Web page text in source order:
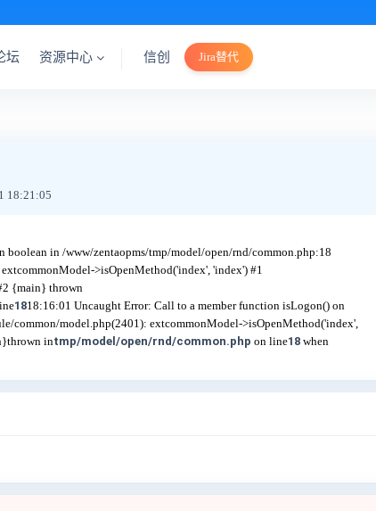
坛 资源中心 信创 Jira替代
18:21:05
boolean in /www/zentaopms/tmp/model/open/rnd/common.php:18
>isOpenMethod('index', 'index') #1
{main} thrown
1818:16:01 Uncaught Error: Call to a member function isLogon() on
common/model.php(2401): extcommonModel->isOpenMethod('index',
thrown intmp/model/open/rnd/common.php on line18when